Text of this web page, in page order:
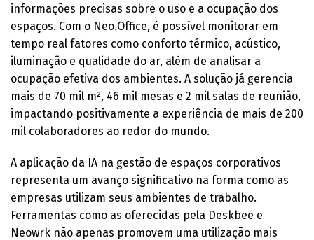
informações precisas sobre o uso e a ocupação dos
espaços. Com o Neo.Office, é possível monitorar em
tempo real fatores como conforto térmico, acústico,
iluminação e qualidade do ar, além de analisar a
ocupação efetiva dos ambientes. A solução já gerencia
mais de 70 mil m², 46 mil mesas e 2 mil salas de reunião,
impactando positivamente a experiência de mais de 200
mil colaboradores ao redor do mundo.
A aplicação da IA na gestão de espaços corporativos
representa um avanço significativo na forma como as
empresas utilizam seus ambientes de trabalho.
Ferramentas como as oferecidas pela Deskbee e
Neowrk não apenas promovem uma utilização mais